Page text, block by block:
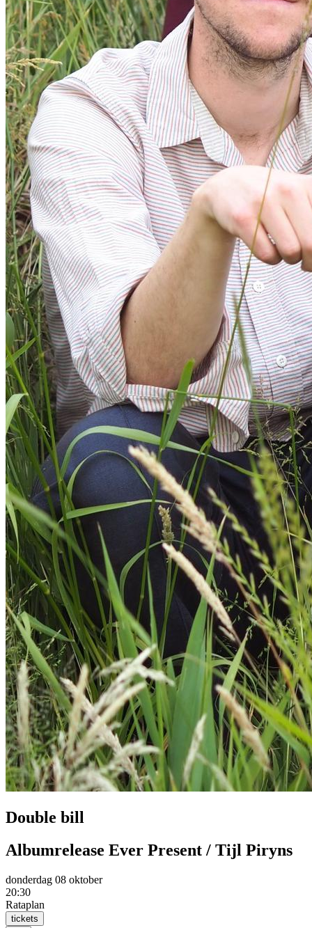
Double bill
Albumrelease Ever Present / Tijl Piryns
donderdag 08 oktober
20:30
Rataplan
tickets